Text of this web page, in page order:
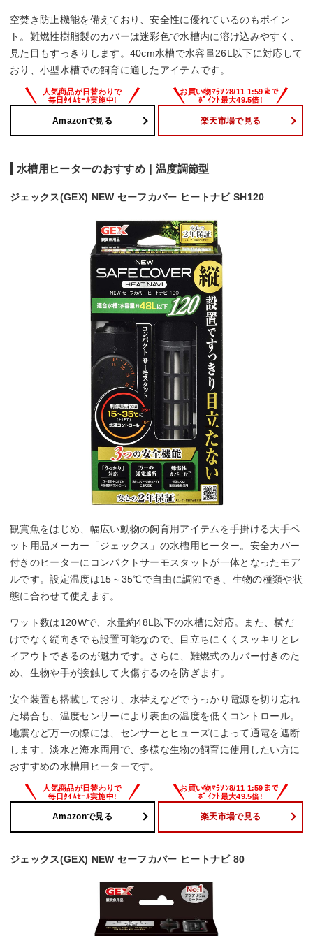
空焚き防止機能を備えており、安全性に優れているのもポイン
ト。難燃性樹脂製のカバーは迷彩色で水槽内に溶け込みやすく、
見た目もすっきりします。40cm水槽で水容量26L以下に対応して
おり、小型水槽での飼育に適したアイテムです。
Amazonで見る 楽天市場で見る
水槽用ヒーターのおすすめ｜温度調節型
ジェックス(GEX) NEW セーフカバー ヒートナビ SH120
観賞魚をはじめ、幅広い動物の飼育用アイテムを手掛ける大手ペ
ット用品メーカー「ジェックス」の水槽用ヒーター。安全カバー
付きのヒーターにコンパクトサーモスタットが一体となったモデ
ルです。設定温度は15～35℃で自由に調節でき、生物の種類や状
態に合わせて使えます。
ワット数は120Wで、水量約48L以下の水槽に対応。また、横だ
けでなく縦向きでも設置可能なので、目立ちにくくスッキリとレ
イアウトできるのが魅力です。さらに、難燃式のカバー付きのた
め、生物や手が接触して火傷するのを防ぎます。
安全装置も搭載しており、水替えなどでうっかり電源を切り忘れ
た場合も、温度センサーにより表面の温度を低くコントロール。
地震など万一の際には、センサーとヒューズによって通電を遮断
します。淡水と海水両用で、多様な生物の飼育に使用したい方に
おすすめの水槽用ヒーターです。
Amazonで見る 楽天市場で見る
ジェックス(GEX) NEW セーフカバー ヒートナビ 80